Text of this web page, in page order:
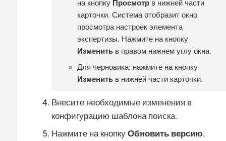
на кнопку Просмотр в нижней части
карточки. Система отобразит окно
просмотра настроек элемента
экспертизы. Нажмите на кнопку
Изменить в правом нижнем углу окна.
Для черновика: нажмите на кнопку
Изменить в нижней части карточки.
Внесите необходимые изменения в
конфигурацию шаблона поиска.
Нажмите на кнопку Обновить версию.